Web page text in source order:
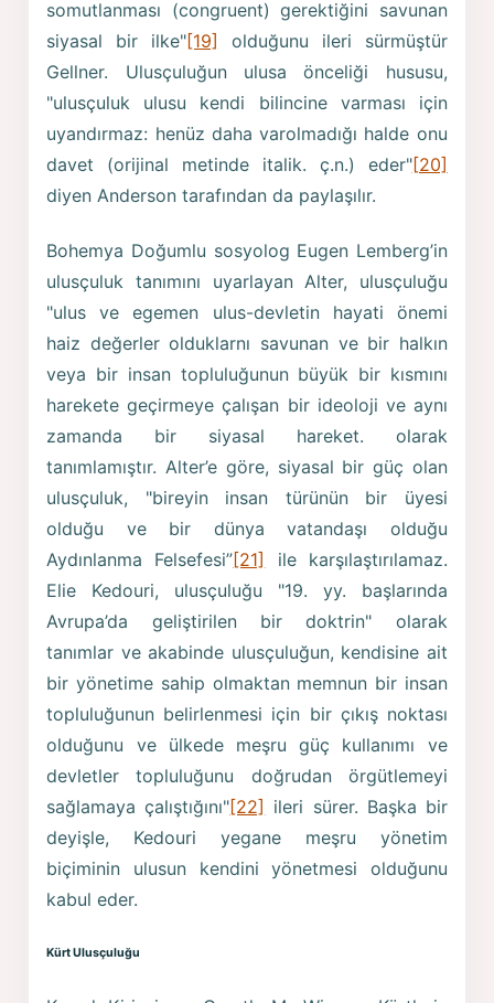
somutlanması (congruent) gerektiğini savunan
siyasal bir ilke"[19]
olduğunu ileri sürmüştür
Gellner. Ulusçuluğun ulusa önceliği hususu,
"ulusçuluk ulusu kendi bilincine varması için
uyandırmaz: henüz daha varolmadığı halde onu
davet (orijinal metinde italik. ç.n.) eder"[20]
diyen Anderson tarafından da paylaşılır.
Bohemya Doğumlu sosyolog Eugen Lemberg’in
ulusçuluk tanımını uyarlayan Alter, ulusçuluğu
"ulus ve egemen ulus-devletin hayati önemi
haiz değerler olduklarnı savunan ve bir halkın
veya bir insan topluluğunun büyük bir kısmını
harekete geçirmeye çalışan bir ideoloji ve aynı
zamanda bir siyasal hareket. olarak
tanımlamıştır. Alter’e göre, siyasal bir güç olan
ulusçuluk, "bireyin insan türünün bir üyesi
olduğu ve bir dünya vatandaşı olduğu
Aydınlanma Felsefesi”[21]
ile karşılaştırılamaz.
Elie Kedouri, ulusçuluğu "19. yy. başlarında
Avrupa’da geliştirilen bir doktrin" olarak
tanımlar ve akabinde ulusçuluğun, kendisine ait
bir yönetime sahip olmaktan memnun bir insan
topluluğunun belirlenmesi için bir çıkış noktası
olduğunu ve ülkede meşru güç kullanımı ve
devletler topluluğunu doğrudan örgütlemeyi
sağlamaya çalıştığını"[22] ileri sürer. Başka bir
deyişle, Kedouri yegane meşru yönetim
biçiminin ulusun kendini yönetmesi olduğunu
kabul eder.
Kürt Ulusçuluğu